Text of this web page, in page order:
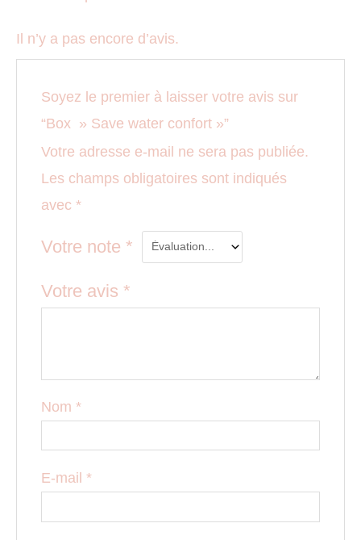
Il n’y a pas encore d’avis.
Soyez le premier à laisser votre avis sur
“Box » Save water confort »”
Votre adresse e-mail ne sera pas publiée.
Les champs obligatoires sont indiqués
avec*
Votre note*
Votre avis*
Nom*
E-mail*